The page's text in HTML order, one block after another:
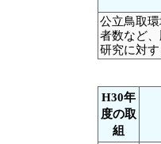
公立鳥取
者数など
研究に対
H30年
度の取
組